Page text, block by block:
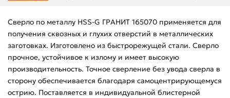
Сверло по металлу HSS-G ГРАНИТ 165070 применяется для
получения сквозных и глухих отверстий в металлических
заготовках. Изготовлено из быстрорежущей стали. Сверло
прочное, устойчивое к излому и имеет высокую
производительность. Точное сверление без увода сверла в
сторону обеспечивается благодаря самоцентрирующемуся
острию. Поставляется в индивидуальной блистерной